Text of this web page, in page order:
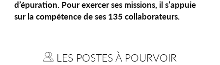
d’épuration. Pour exercer ses missions, il s’appuie
sur la compétence de ses 135 collaborateurs.
LES POSTES À POURVOIR